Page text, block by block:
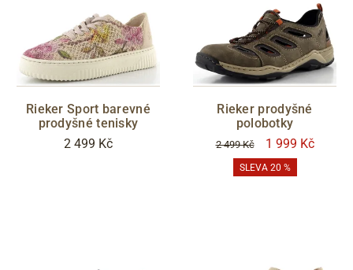
Rieker Sport barevné
prodyšné tenisky
2 499 Kč
Rieker prodyšné
polobotky
2 499 Kč 1 999 Kč
SLEVA 20 %